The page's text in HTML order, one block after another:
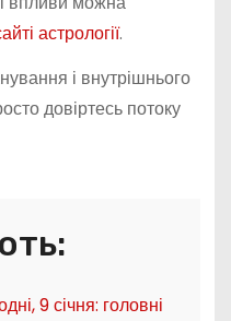
астрології.
і внутрішнього
довіртесь потоку
9 січня: головні